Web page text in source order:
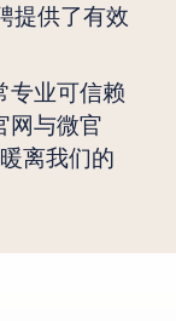
提供了有效
专业可信赖
网与微官
离我们的